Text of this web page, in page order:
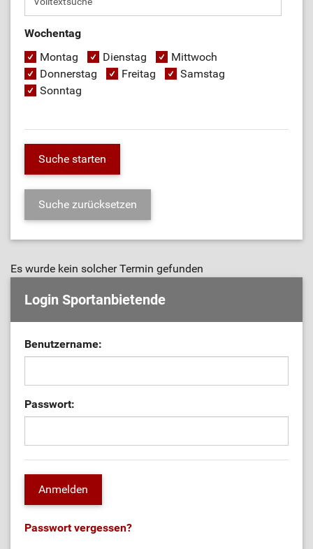
Wochentag
Montag
Dienstag
Mittwoch
Donnerstag
Freitag
Samstag
Sonntag
Es wurde kein solcher Termin gefunden
Login Sportanbietende
Benutzername:
Passwort:
Passwort vergessen?